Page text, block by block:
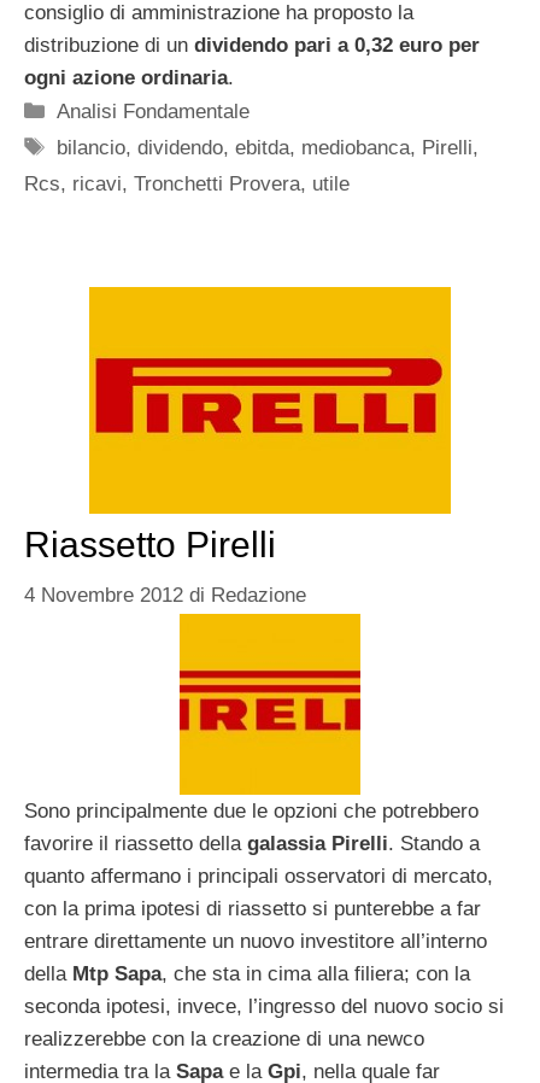
consiglio di amministrazione ha proposto la
distribuzione di un dividendo pari a 0,32 euro per
ogni azione ordinaria.
Categorie
Analisi Fondamentale
Tag
bilancio,dividendo,ebitda, mediobanca, Pirelli,
Rcs, ricavi, Tronchetti Provera, utile
Riassetto Pirelli
4 Novembre 2012 di Redazione
Sono principalmente due le opzioni che potrebbero
favorire il riassetto della galassia Pirelli. Stando a
quanto affermano i principali osservatori di mercato,
con la prima ipotesi di riassetto si punterebbe a far
entrare direttamente un nuovo investitore all’interno
della Mtp Sapa, che sta in cima alla filiera; con la
seconda ipotesi, invece, l’ingresso del nuovo socio si
realizzerebbe con la creazione di una newco
intermedia tra la Sapae la Gpi, nella quale far